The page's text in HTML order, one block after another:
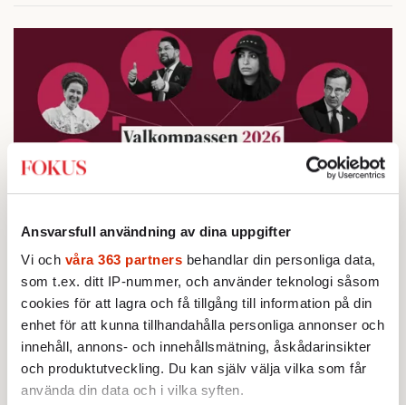
Ansvarsfull användning av dina uppgifter
Vi och våra 363 partners behandlar din personliga data,
som t.ex. ditt IP-nummer, och använder teknologi såsom
cookies för att lagra och få tillgång till information på din
enhet för att kunna tillhandahålla personliga annonser och
innehåll, annons- och innehållsmätning, åskådarinsikter
och produktutveckling. Du kan själv välja vilka som får
använda din data och i vilka syften.
Testa vår valkompass 2026!
Testa här!